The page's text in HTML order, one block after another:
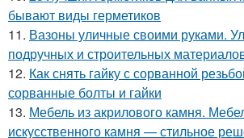
бывают виды герметиков
11. Вазоны уличные своими руками.
подручных и строительных
12. Как снять гайку с сорванной
сорванные болты и гайки
13. Мебель из акрилового камня.
искусственного камня — стильное